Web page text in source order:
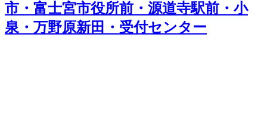
市・富士宮市役所前・源道寺駅前・小
泉・万野原新田・受付センター